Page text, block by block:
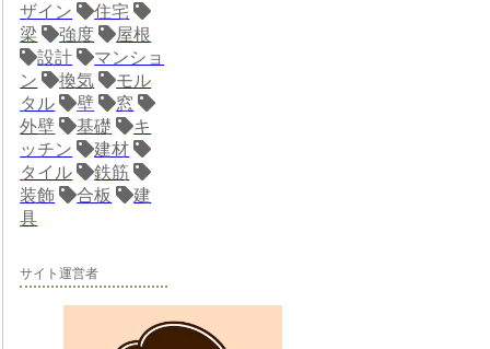
ザイン
住宅
梁
強度
屋根
設計
マンショ
ン
換気
モル
タル
壁
窓
外壁
基礎
キ
ッチン
建材
タイル
鉄筋
装飾
合板
建
具
サイト運営者